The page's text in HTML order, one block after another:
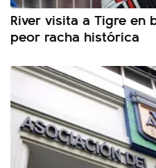
River visita a Tigre en
peor racha histórica